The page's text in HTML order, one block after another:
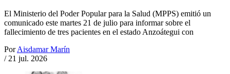
El Ministerio del Poder Popular para la Salud (MPPS) emitió un
comunicado este martes 21 de julio para informar sobre el
fallecimiento de tres pacientes en el estado Anzoátegui con
Por Aisdamar Marín
/ 21 jul. 2026